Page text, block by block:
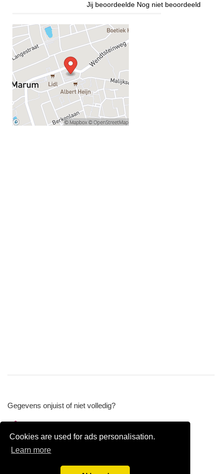
Cookies are used for ads personalisation.
Learn more
Jij beoordeelde Nog niet beoordeeld
Gegevens onjuist of niet volledig?